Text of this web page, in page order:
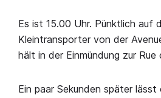
Es ist 15.00 Uhr. Pünktlich auf
Kleintransporter von der
hält in der Einmündung zur
Ein paar Sekunden später